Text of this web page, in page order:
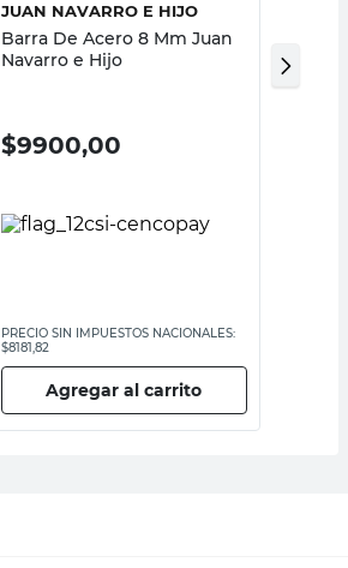
JUAN NAVARRO E HIJO
Barra De Acero 8 Mm Juan
Navarro e Hijo
$9900,00
PRECIO SIN IMPUESTOS NACIONALES:
$8181,82
Agregar al carrito
Un